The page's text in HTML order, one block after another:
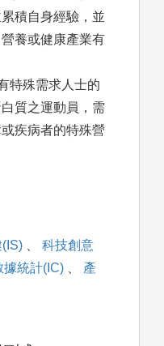
積自身經驗，並
養或健康產業有
特殊需求人士的
質之運動員，需
疾病者的特殊營
、
科技創意
據統計(IC) 、
產